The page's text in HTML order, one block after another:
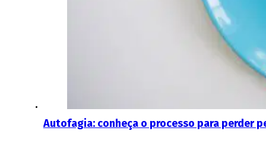
Autofagia: conheça o processo para perder